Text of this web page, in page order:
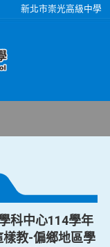
新北市崇光高級中學
科中心114學年
樣教-偏鄉地區學